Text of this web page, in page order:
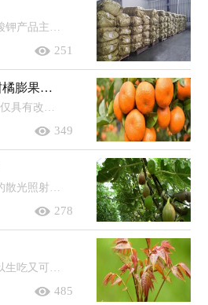
目前市面上假冒罗布泊硫酸钾产品主要有：硫酸铵冒充硫酸钾、氯化钾冒充硫酸钾等。真正的罗布泊硫酸钾K2O含量均在51%以上，且不含游离...
251
柑橘膨果用什么肥料 柑橘膨果是什么时候
349
278
485